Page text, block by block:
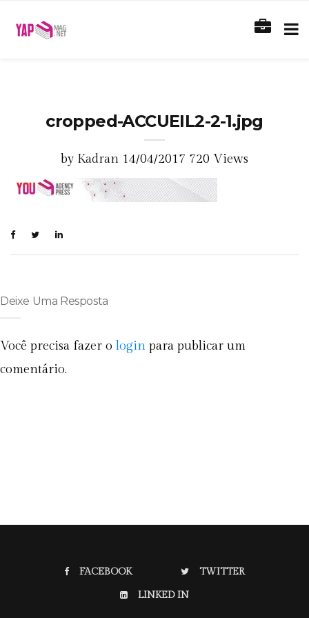
cropped-ACCUEIL2-2-1.jpg
by Kadran 14/04/2017 720 Views
Deixe Uma Resposta
Você precisa fazer o login para publicar um
comentário.
FACEBOOK TWITTER
LINKED IN